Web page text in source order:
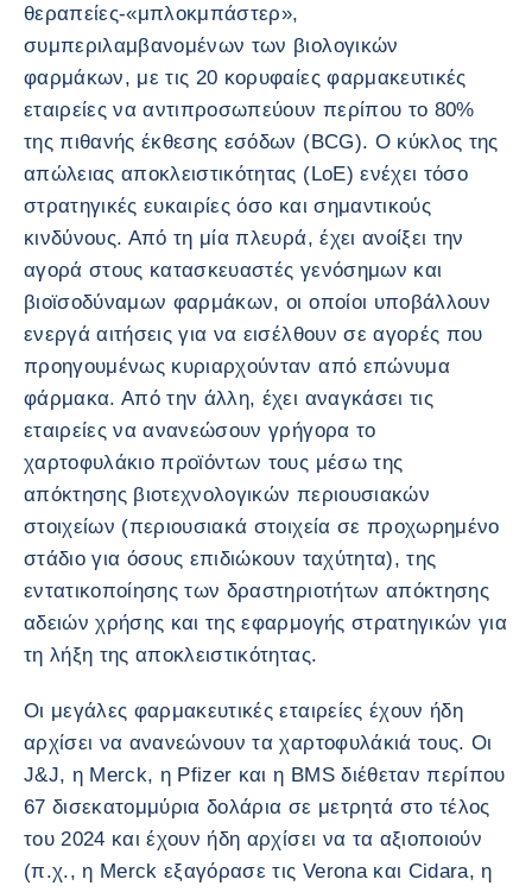
θεραπείες-«μπλοκμπάστερ»,
συμπεριλαμβανομένων των βιολογικών
φαρμάκων, με τις 20 κορυφαίες φαρμακευτικές
εταιρείες να αντιπροσωπεύουν περίπου το 80%
της πιθανής έκθεσης εσόδων (BCG). Ο κύκλος της
απώλειας αποκλειστικότητας (LoE) ενέχει τόσο
στρατηγικές ευκαιρίες όσο και σημαντικούς
κινδύνους. Από τη μία πλευρά, έχει ανοίξει την
αγορά στους κατασκευαστές γενόσημων και
βιοϊσοδύναμων φαρμάκων, οι οποίοι υποβάλλουν
ενεργά αιτήσεις για να εισέλθουν σε αγορές που
προηγουμένως κυριαρχούνταν από επώνυμα
φάρμακα. Από την άλλη, έχει αναγκάσει τις
εταιρείες να ανανεώσουν γρήγορα το
χαρτοφυλάκιο προϊόντων τους μέσω της
απόκτησης βιοτεχνολογικών περιουσιακών
στοιχείων (περιουσιακά στοιχεία σε προχωρημένο
στάδιο για όσους επιδιώκουν ταχύτητα), της
εντατικοποίησης των δραστηριοτήτων απόκτησης
αδειών χρήσης και της εφαρμογής στρατηγικών για
τη λήξη της αποκλειστικότητας.
Οι μεγάλες φαρμακευτικές εταιρείες έχουν ήδη
αρχίσει να ανανεώνουν τα χαρτοφυλάκιά τους. Οι
J&J, η Merck, η Pfizer και η BMS διέθεταν περίπου
67 δισεκατομμύρια δολάρια σε μετρητά στο τέλος
του 2024 και έχουν ήδη αρχίσει να τα αξιοποιούν
(π.χ., η Merck εξαγόρασε τις Verona και Cidara, η